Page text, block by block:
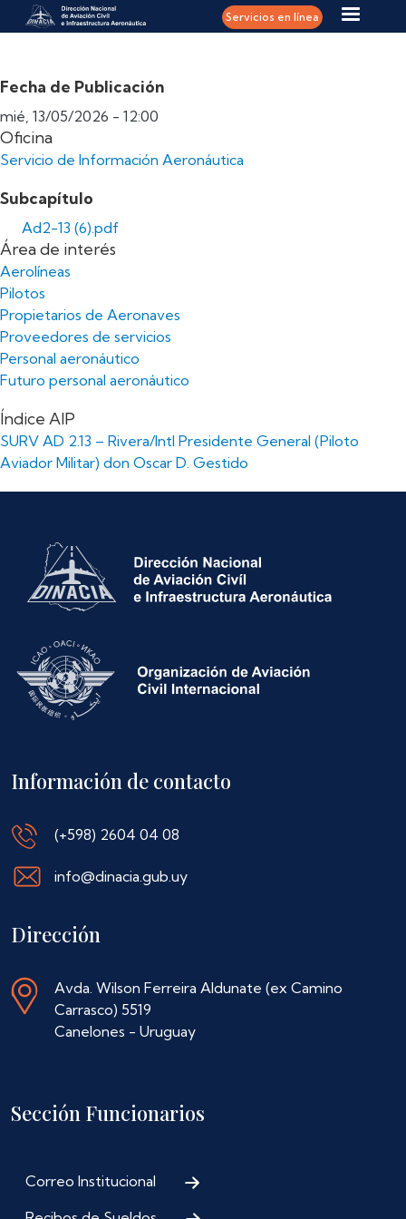
Pasar al contenido principal Servicios en línea
Fecha de Publicación
mié, 13/05/2026 - 12:00
Oficina
Servicio de Información Aeronáutica
Subcapítulo
Ad2-13 (6).pdf
Área de interés
Aerolíneas
Pilotos
Propietarios de Aeronaves
Proveedores de servicios
Personal aeronáutico
Futuro personal aeronáutico
Índice AIP
SURV AD 2.13 – Rivera/Intl Presidente General (Piloto
Aviador Militar) don Oscar D. Gestido
Información de contacto
(+598) 2604 04 08
info@dinacia.gub.uy
Dirección
Avda. Wilson Ferreira Aldunate (ex Camino
Carrasco) 5519
Canelones - Uruguay
Sección Funcionarios
Correo Institucional